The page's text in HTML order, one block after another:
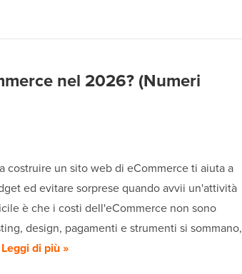
nel 2026? (Numeri
costruire un sito web di eCommerce ti aiuta a
ed evitare sorprese quando avvii un'attività
è che i costi dell'eCommerce non sono
design, pagamenti e strumenti si sommano,
Leggi di più »